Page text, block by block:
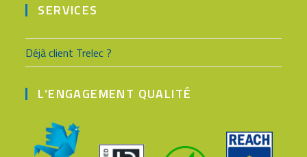
SERVICES
Déjà client Trelec ?
L’ENGAGEMENT QUALITÉ